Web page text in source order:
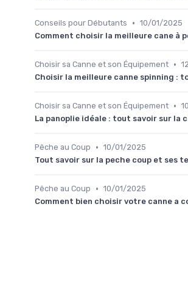
Conseils pour Débutants • 10/01/2025
Comment choisir la meilleure cane à
Choisir sa Canne et son Équipement •
Choisir la meilleure canne spinning :
Choisir sa Canne et son Équipement •
La panoplie idéale : tout savoir sur la
Pêche au Coup • 10/01/2025
Tout savoir sur la peche coup et ses
Pêche au Coup • 10/01/2025
Comment bien choisir votre canne a